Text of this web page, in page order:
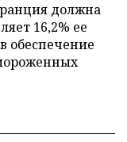
должна
16,2% ее
обеспечение